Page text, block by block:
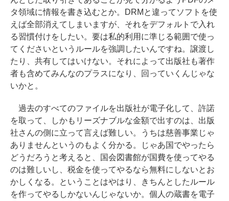
タ領域に情報を書き込むとか。DRMと違ってソフトを使
えば全部消えてしまいますが、それをデフォルトで入れ
る習慣付けをしたい。要は私的利用に準じる範囲で使っ
てくださいというルールを強調したいんですね。譲渡し
たり、共有してはいけない。それによって出版社も著作
者も含めてみんなのプラスになり、回っていくんじゃな
いかと。
過去のすべてのファイルを出版社が電子化して、許諾
を取って、しかもリーズナブルな金額で出すのは、出版
社さんの側に立って言えば難しい。うちは慈善事業じゃ
ありませんというのもよく分かる。じゃあ国でやったら
どうだろうと考えると、国会図書館が国費を使ってやる
のは難しいし、税金を使ってやるなら無料にしないとお
かしくなる。ということはやはり、きちんとしたルール
を作ってやるしかないんじゃないか。個人の蔵書を電子